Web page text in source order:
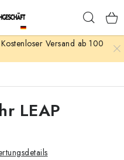
Kostenloser Versand ab 100
LEAP